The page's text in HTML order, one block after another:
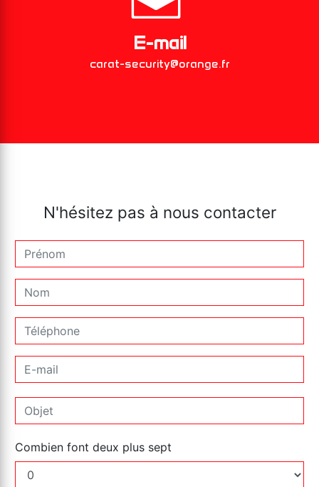
E-mail
carat-security@orange.fr
N'hésitez pas à nous contacter
Combien font deux plus sept